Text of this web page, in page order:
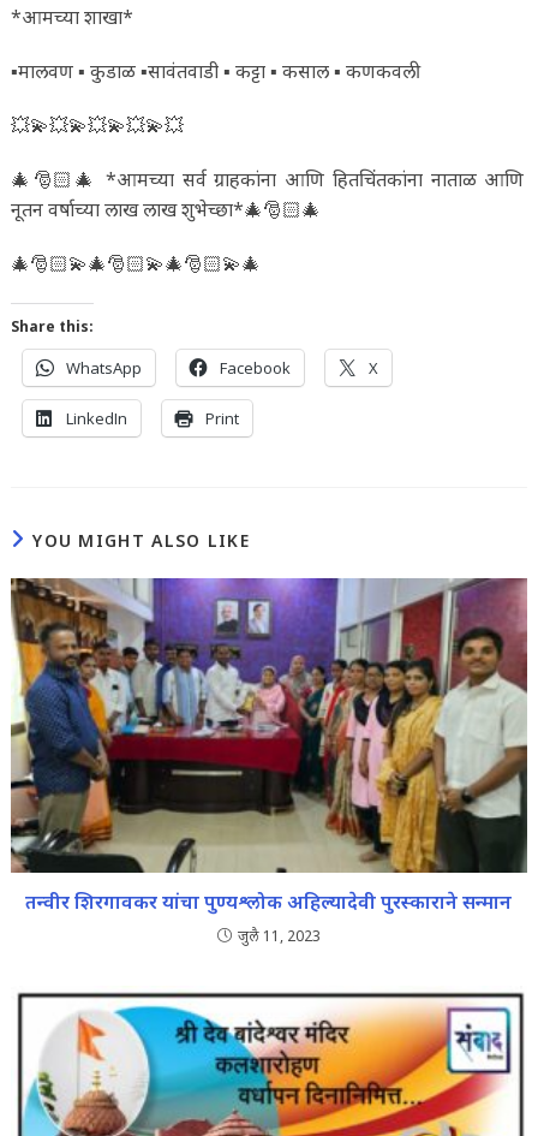
*आमच्या शाखा*
▪️मालवण ▪️ कुडाळ ▪️सावंतवाडी ▪️ कट्टा ▪️ कसाल ▪️ कणकवली
💥💫💥💫💥💫💥💫💥
🎄🎅🏻🎄 *आमच्या सर्व ग्राहकांना आणि हितचिंतकांना नाताळ आणि
नूतन वर्षाच्या लाख लाख शुभेच्छा*🎄🎅🏻🎄
🎄🎅🏻💫🎄🎅🏻💫🎄🎅🏻💫🎄
Share this:
WhatsApp Facebook X
LinkedIn Print
YOU MIGHT ALSO LIKE
तन्वीर शिरगावकर यांचा पुण्यश्लोक अहिल्यादेवी पुरस्काराने सन्मान
जुलै 11, 2023